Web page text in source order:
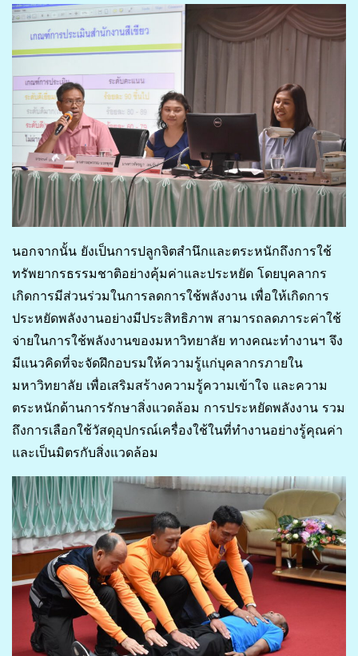
นอกจากนั้น ยังเป็นการปลูกจิตสำนึกและตระหนักถึงการใช้
ทรัพยากรธรรมชาติอย่างคุ้มค่าและประหยัด โดยบุคลากร
เกิดการมีส่วนร่วมในการลดการใช้พลังงาน เพื่อให้เกิดการ
ประหยัดพลังงานอย่างมีประสิทธิภาพ สามารถลดภาระค่าใช้
จ่ายในการใช้พลังงานของมหาวิทยาลัย ทางคณะทำงานฯ จึง
มีแนวคิดที่จะจัดฝึกอบรมให้ความรู้แก่บุคลากรภายใน
มหาวิทยาลัย เพื่อเสริมสร้างความรู้ความเข้าใจ และความ
ตระหนักด้านการรักษาสิ่งแวดล้อม การประหยัดพลังงาน รวม
ถึงการเลือกใช้วัสดุอุปกรณ์เครื่องใช้ในที่ทำงานอย่างรู้คุณค่า
และเป็นมิตรกับสิ่งแวดล้อม